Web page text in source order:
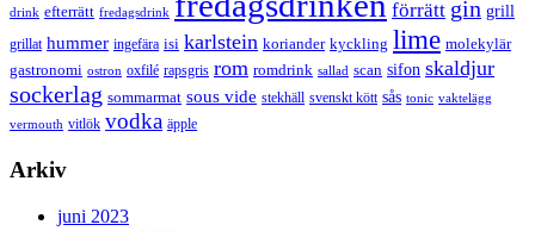
drink efterrätt fredagsdrink förrätt gin grill
grillat hummer ingefära isi karlstein koriander kyckling lime molekylär
gastronomi ostron oxfilé rapsgris rom romdrink sallad scan sifon skaldjur
sockerlag sommarmat sous vide stekhäll svenskt kött sås tonic vaktelägg
vermouth vitlök vodka äpple
Arkiv
juni 2023